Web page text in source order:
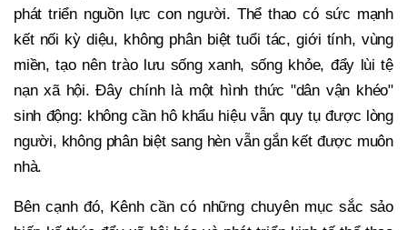
phát triển nguồn lực con người. Thể thao có sức mạnh
kết nối kỳ diệu, không phân biệt tuổi tác, giới tính, vùng
miền, tạo nên trào lưu sống xanh, sống khỏe, đẩy lùi tệ
nạn xã hội. Đây chính là một hình thức "dân vận khéo"
sinh động: không cần hô khẩu hiệu vẫn quy tụ được lòng
người, không phân biệt sang hèn vẫn gắn kết được muôn
nhà.
Bên cạnh đó, Kênh cần có những chuyên mục sắc sảo